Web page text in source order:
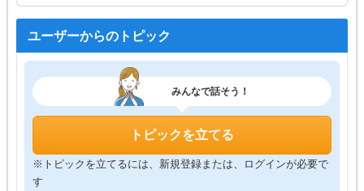
ユーザーからのトピック
みんなで話そう！
トピックを立てる
※トピックを立てるには、新規登録または、ログインが必要で
す